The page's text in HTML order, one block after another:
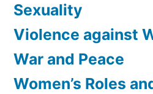
Sexuality
Violence against
War and Peace
Women’s Roles